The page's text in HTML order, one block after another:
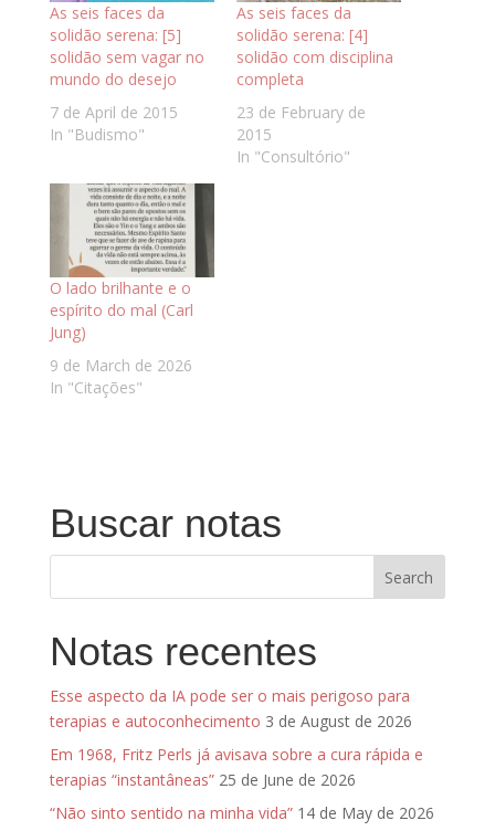
As seis faces da
solidão serena: [5]
solidão sem vagar no
mundo do desejo
7 de April de 2015
In "Budismo"
As seis faces da
solidão serena: [4]
solidão com disciplina
completa
23 de February de
2015
In "Consultório"
O lado brilhante e o
espírito do mal (Carl
Jung)
9 de March de 2026
In "Citações"
Buscar notas
Notas recentes
Esse aspecto da IA pode ser o mais perigoso para
terapias e autoconhecimento 3 de August de 2026
Em 1968, Fritz Perls já avisava sobre a cura rápida e
terapias “instantâneas” 25 de June de 2026
“Não sinto sentido na minha vida” 14 de May de 2026